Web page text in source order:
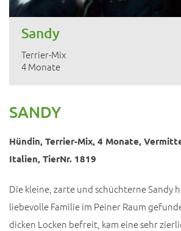
Sandy
Terrier-Mix
4 Monate
SANDY
Hündin, Terrier-Mix, 4 Monate,
Italien, TierNr. 1819
Die kleine, zarte und schüchterne Sandy
liebevolle Familie im Peiner Raum
dicken Locken befreit, kam eine sehr